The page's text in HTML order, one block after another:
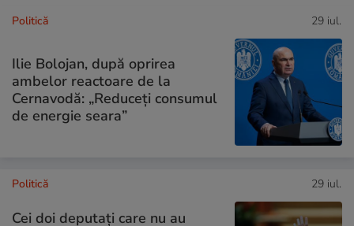
Politică 29 iul.
Ilie Bolojan, după oprirea
ambelor reactoare de la
Cernavodă: „Reduceți consumul
de energie seara”
Politică 29 iul.
Cei doi deputați care nu au